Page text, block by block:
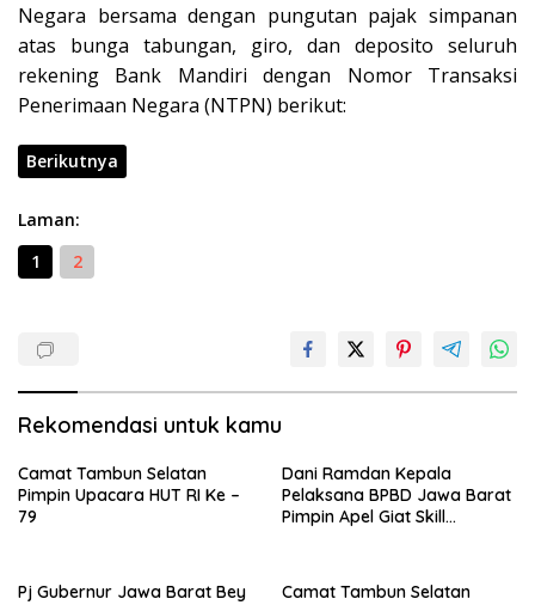
Negara bersama dengan pungutan pajak simpanan
atas bunga tabungan, giro, dan deposito seluruh
rekening Bank Mandiri dengan Nomor Transaksi
Penerimaan Negara (NTPN) berikut:
Berikutnya
Laman:
1
2
Rekomendasi untuk kamu
Camat Tambun Selatan
Pimpin Upacara HUT RI Ke –
79
Dani Ramdan Kepala
Pelaksana BPBD Jawa Barat
Pimpin Apel Giat Skill
Pj Gubernur Jawa Barat Bey
Camat Tambun Selatan